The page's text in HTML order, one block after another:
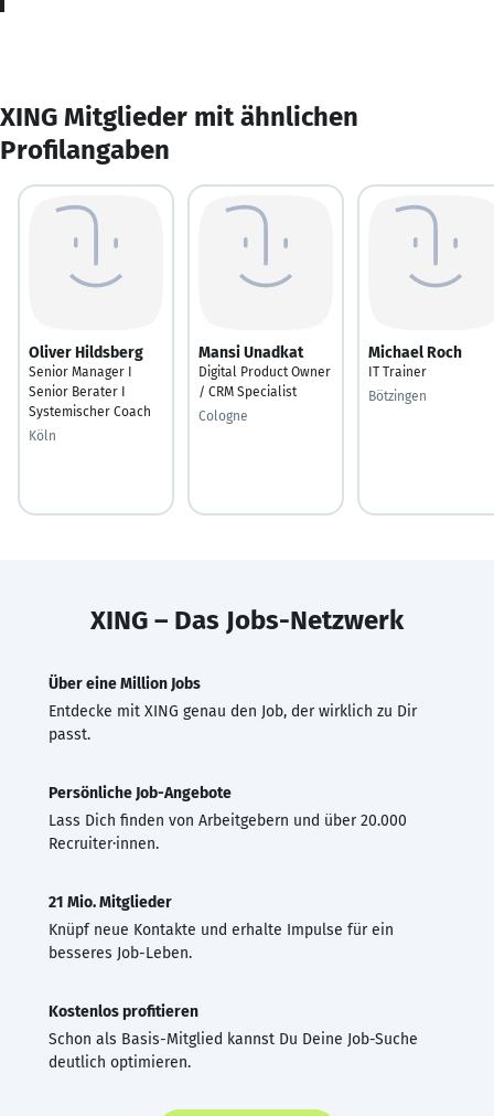
XING Mitglieder mit ähnlichen
Profilangaben
Oliver Hildsberg
Senior Manager I
Senior Berater I
Systemischer Coach
Köln
Mansi Unadkat
Digital Product Owner
/ CRM Specialist
Cologne
Michael Roch
IT Trainer
Bötzingen
XING – Das Jobs-Netzwerk
Über eine Million Jobs
Entdecke mit XING genau den Job, der wirklich zu Dir
passt.
Persönliche Job-Angebote
Lass Dich finden von Arbeitgebern und über 20.000
Recruiter·innen.
21 Mio. Mitglieder
Knüpf neue Kontakte und erhalte Impulse für ein
besseres Job-Leben.
Kostenlos profitieren
Schon als Basis-Mitglied kannst Du Deine Job-Suche
deutlich optimieren.